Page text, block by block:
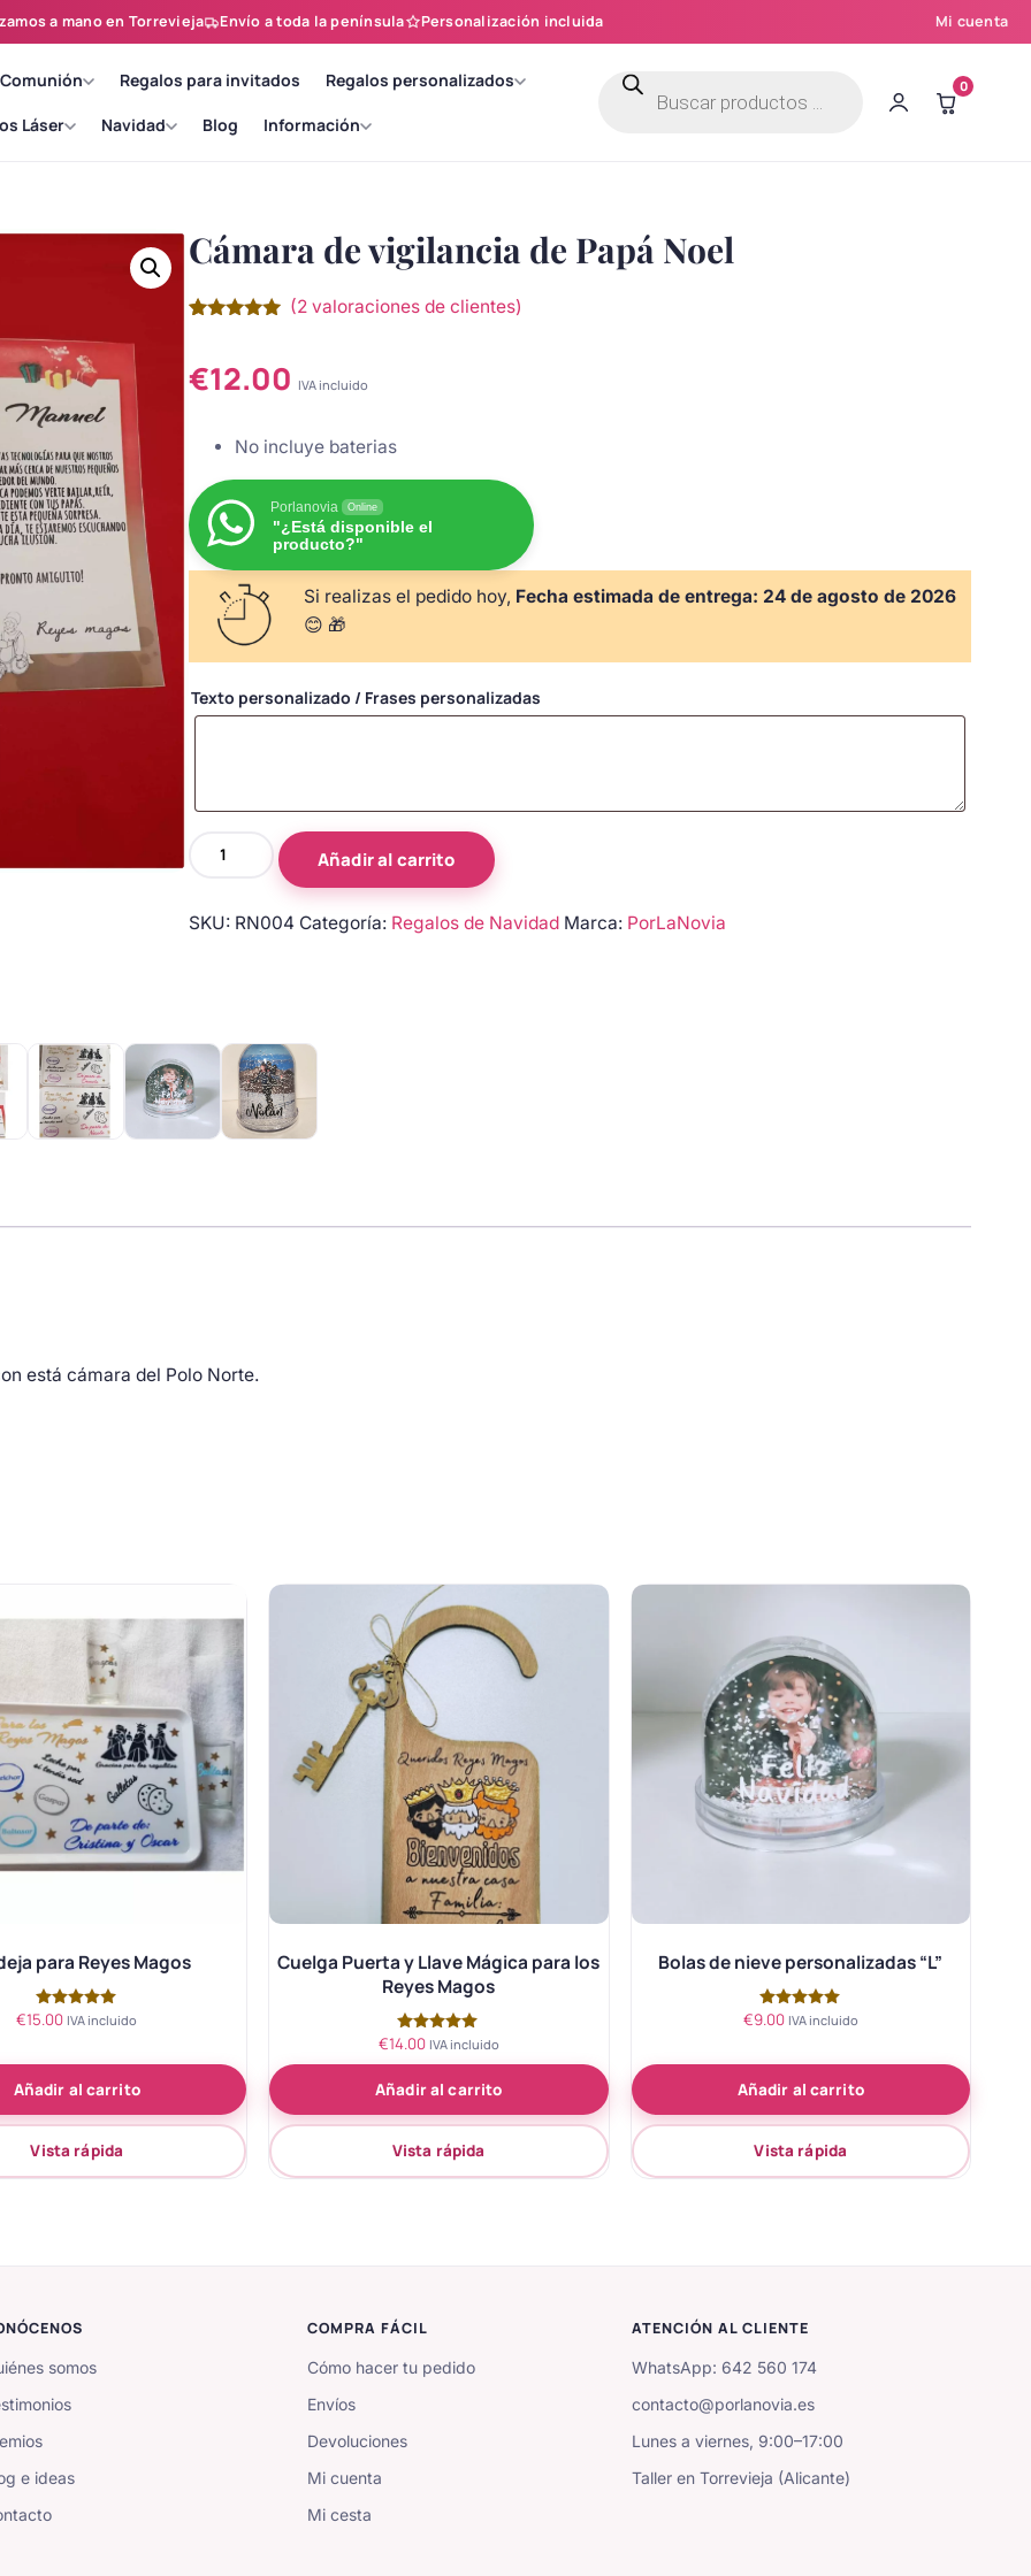
a mano en Torrevieja Envío a toda la península Personalización incluida Mi cuenta
Regalos para invitados Regalos personalizados
Láser Navidad Blog Información
Búsqueda
productos
0
Cámara de vigilancia de Papá Noel
5 en base
a
(2valoraciones de clientes)
€12.00 IVA incluido
No incluye baterias
Porlanovia Online
"¿Está disponible el
producto?"
Si realizas el pedido hoy, Fecha estimada de entrega: 24 de agosto de 2026
😊 🎁
Texto personalizado / Frases personalizadas
Cámara
de
Añadir al carrito
SKU: RN004 Categoría: Regalos de Navidad Marca: PorLaNovia
está cámara del Polo Norte.
para Reyes Magos
Valorado
de 5
€15.00 IVA incluido
Añadir al carrito
Vista rápida
Cuelga Puerta y Llave Mágica para los
Reyes Magos
Valorado
de 5
€14.00 IVA incluido
Añadir al carrito
Vista rápida
Bolas de nieve personalizadas “L”
Valorado
de 5
€9.00 IVA incluido
Añadir al carrito
Vista rápida
somos
e ideas
COMPRA FÁCIL
Cómo hacer tu pedido
Envíos
Devoluciones
Mi cuenta
Mi cesta
ATENCIÓN AL CLIENTE
WhatsApp: 642 560 174
contacto@porlanovia.es
Lunes a viernes, 9:00–17:00
Taller en Torrevieja (Alicante)